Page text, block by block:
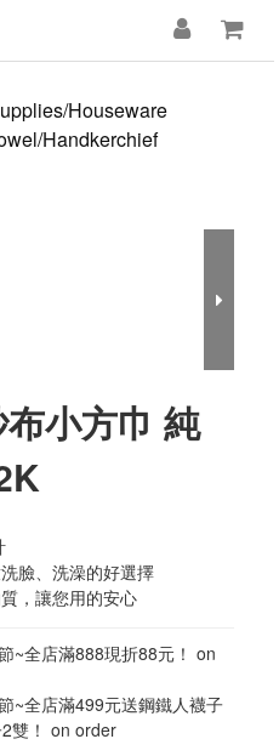
Houseware
Handkerchief
小方巾 純
臉、洗澡的好選擇
，讓您用的安心
~全店滿888現折88元！ on
~全店滿499元送鋼鐵人襪子
雙！ on order